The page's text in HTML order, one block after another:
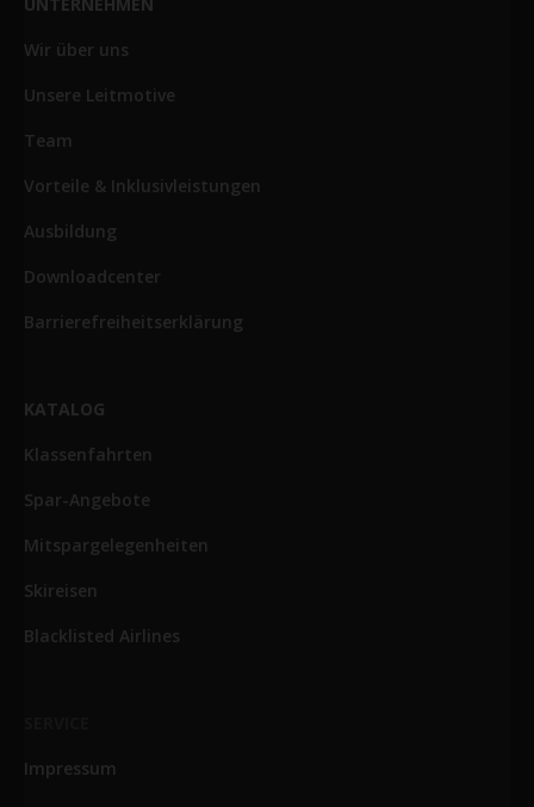
Wir über uns
Unsere Leitmotive
Team
Vorteile & Inklusivleistungen
Ausbildung
Downloadcenter
Barrierefreiheitserklärung
KATALOG
Klassenfahrten
Spar-Angebote
Mitspargelegenheiten
Skireisen
Blacklisted Airlines
Impressum